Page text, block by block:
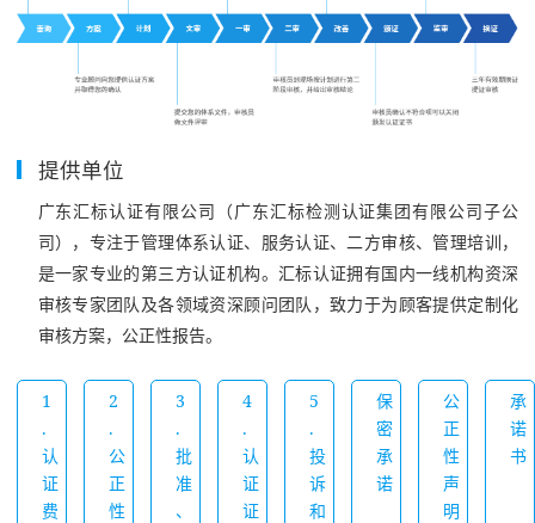
提供单位
广东汇标认证有限公司（广东汇标检测认证集团有限公司子公
司），专注于管理体系认证、服务认证、二方审核、管理培训，
是一家专业的第三方认证机构。汇标认证拥有国内一线机构资深
审核专家团队及各领域资深顾问团队，致力于为顾客提供定制化
审核方案，公正性报告。
1
.
认
证
费
2
.
公
正
性
3
.
批
准
、
4
.
认
证
证
5
.
投
诉
和
保
密
承
诺
公
正
性
声
明
承
诺
书